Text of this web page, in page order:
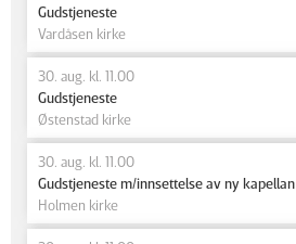
Gudstjeneste
Vardåsen kirke
30. aug. kl. 11.00
Gudstjeneste
Østenstad kirke
30. aug. kl. 11.00
Gudstjeneste m/innsettelse av ny kapellan
Holmen kirke